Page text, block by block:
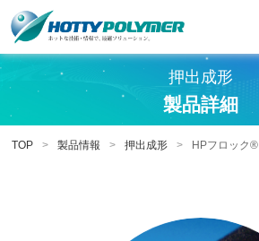
押出成形
製品詳細
TOP 製品情報 押出成形 HPフロック®